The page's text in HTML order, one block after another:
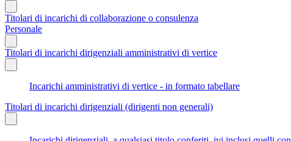
Titolari di incarichi di collaborazione o consulenza
Personale
Titolari di incarichi dirigenziali amministrativi di vertice
Incarichi amministrativi di vertice - in formato tabellare
Titolari di incarichi dirigenziali (dirigenti non generali)